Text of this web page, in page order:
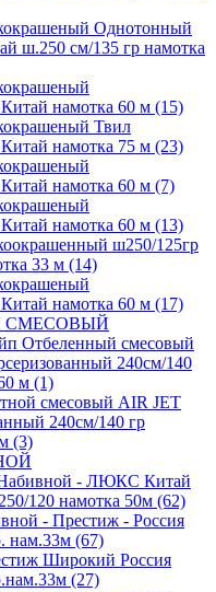
Однотонный
ш.250 см/135 гр намотка
намотка 60 м (15)
Твил
намотка 75 м (23)
намотка 60 м (7)
намотка 60 м (13)
ш250/125гр
33 м (14)
намотка 60 м (17)
СМЕСОВЫЙ
Отбеленный смесовый
240см/140
м (1)
смесовый AIR JET
240см/140 гр
(3)
- ЛЮКС Китай
120 намотка 50м (62)
- Престиж - Россия
нам.33м (67)
Широкий Россия
(27)